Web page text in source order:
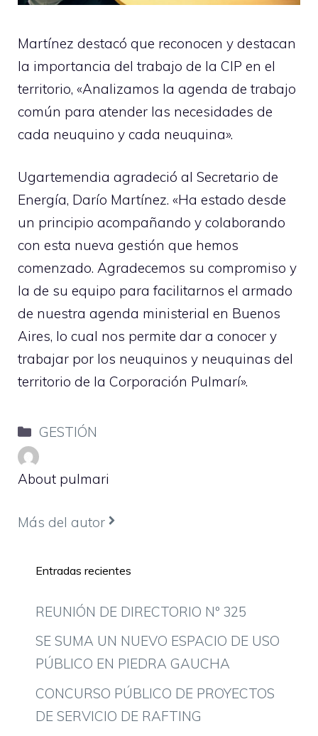
Martínez destacó que reconocen y destacan
la importancia del trabajo de la CIP en el
territorio, «Analizamos la agenda de trabajo
común para atender las necesidades de
cada neuquino y cada neuquina».
Ugartemendia agradeció al Secretario de
Energía, Darío Martínez. «Ha estado desde
un principio acompañando y colaborando
con esta nueva gestión que hemos
comenzado. Agradecemos su compromiso y
la de su equipo para facilitarnos el armado
de nuestra agenda ministerial en Buenos
Aires, lo cual nos permite dar a conocer y
trabajar por los neuquinos y neuquinas del
territorio de la Corporación Pulmarí».
Categorías
GESTIÓN
About pulmari
Más del autor
Entradas recientes
REUNIÓN DE DIRECTORIO Nº 325
SE SUMA UN NUEVO ESPACIO DE USO
PÚBLICO EN PIEDRA GAUCHA
CONCURSO PÚBLICO DE PROYECTOS
DE SERVICIO DE RAFTING